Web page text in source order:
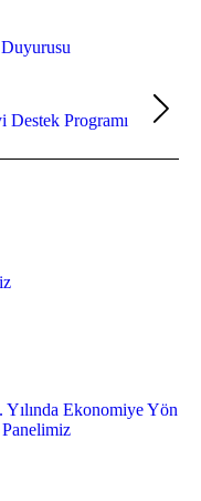
Programı
Ekonomiye Yön